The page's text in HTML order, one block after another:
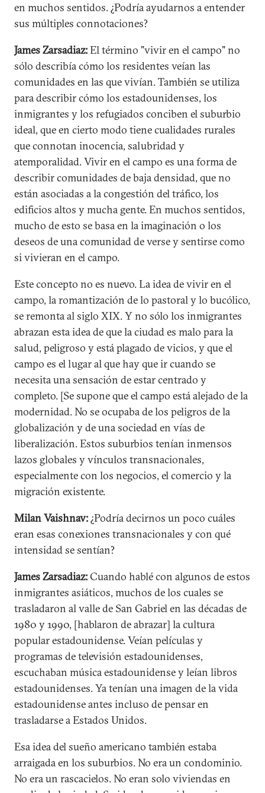
en muchos sentidos. ¿Podría ayudarnos a entender
sus múltiples connotaciones?
James Zarsadiaz:El término "vivir en el campo" no
sólo describía cómo los residentes veían las
comunidades en las que vivían. También se utiliza
para describir cómo los estadounidenses, los
inmigrantes y los refugiados conciben el suburbio
ideal, que en cierto modo tiene cualidades rurales
que connotan inocencia, salubridad y
atemporalidad. Vivir en el campo es una forma de
describir comunidades de baja densidad, que no
están asociadas a la congestión del tráfico, los
edificios altos y mucha gente. En muchos sentidos,
mucho de esto se basa en la imaginación o los
deseos de una comunidad de verse y sentirse como
si vivieran en el campo.
Este concepto no es nuevo. La idea de vivir en el
campo, la romantización de lo pastoral y lo bucólico,
se remonta al siglo XIX. Y no sólo los inmigrantes
abrazan esta idea de que la ciudad es malo para la
salud, peligroso y está plagado de vicios, y que el
campo es el lugar al que hay que ir cuando se
necesita una sensación de estar centrado y
completo. [Se supone que el campo está alejado de la
modernidad. No se ocupaba de los peligros de la
globalización y de una sociedad en vías de
liberalización. Estos suburbios tenían inmensos
lazos globales y vínculos transnacionales,
especialmente con los negocios, el comercio y la
migración existente.
Milan Vaishnav:¿Podría decirnos un poco cuáles
eran esas conexiones transnacionales y con qué
intensidad se sentían?
James Zarsadiaz:Cuando hablé con algunos de estos
inmigrantes asiáticos, muchos de los cuales se
trasladaron al valle de San Gabriel en las décadas de
1980 y 1990, [hablaron de abrazar] la cultura
popular estadounidense. Veían películas y
programas de televisión estadounidenses,
escuchaban música estadounidense y leían libros
estadounidenses. Ya tenían una imagen de la vida
estadounidense antes incluso de pensar en
trasladarse a Estados Unidos.
Esa idea del sueño americano también estaba
arraigada en los suburbios. No era un condominio.
No era un rascacielos. No eran solo viviendas en